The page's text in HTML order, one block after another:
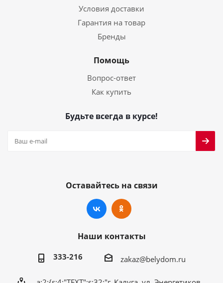
Условия доставки
Гарантия на товар
Бренды
Помощь
Вопрос-ответ
Как купить
Будьте всегда в курсе!
Оставайтесь на связи
Наши контакты
333-216 zakaz@belydom.ru